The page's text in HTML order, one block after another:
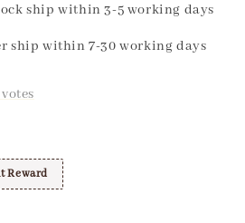
ship within 3-5 working days
ship within 7-30 working days
Reward